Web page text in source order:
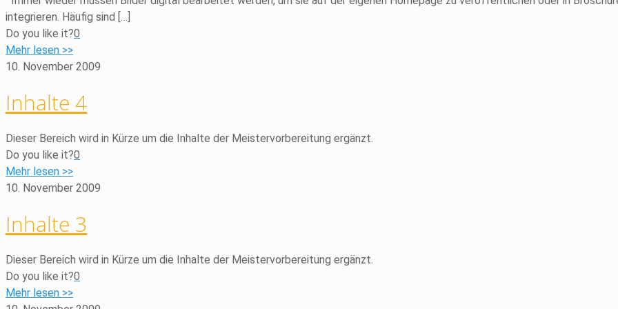
integrieren. Häufig sind […]
Do you like it?0
Mehr lesen >>
10. November 2009
Inhalte 4
Dieser Bereich wird in Kürze um die Inhalte der Meistervorbereitung ergänzt.
Do you like it?0
Mehr lesen >>
10. November 2009
Inhalte 3
Dieser Bereich wird in Kürze um die Inhalte der Meistervorbereitung ergänzt.
Do you like it?0
Mehr lesen >>